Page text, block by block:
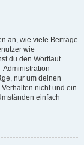
an, wie viele Beiträge
wie
du den Wortlaut
Administration
nur um deinen
nicht und ein
einfach